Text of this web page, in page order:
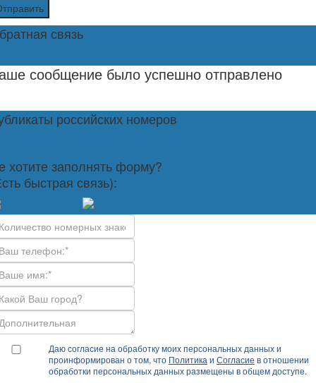
связь
сообщение было успешно отправлено
российских номеров
хотите заполнять форму?
быстрая связь):
Даю согласие на обработку моих персональных данных и
проинформирован о том, что Политика и Согласие в отношении
обработки персональных данных размещены в общем доступе.